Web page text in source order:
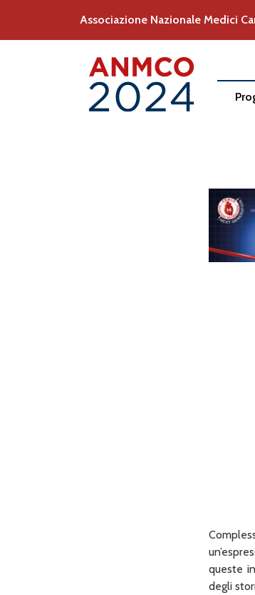
Associazione Nazionale Medici
queste
degli